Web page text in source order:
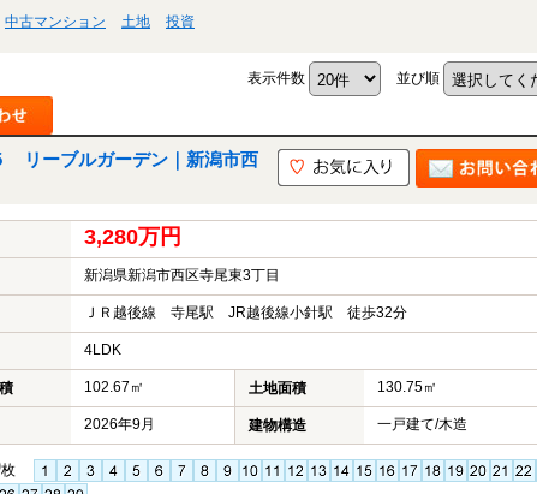
中古マンション 土地 投資
表示件数 並び順
ーブルガーデン｜新潟市西
3,280万円
新潟県新潟市西区寺尾東3丁目
ＪＲ越後線 寺尾駅 JR越後線小針駅 徒歩32分
4LDK
102.67㎡ 土地面積 130.75㎡
2026年9月 建物構造 一戸建て/木造
枚